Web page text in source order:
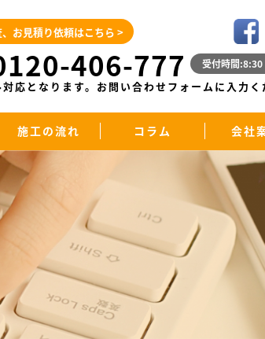
お見積り依頼はこちら >
406-777 受付時間
応となります。お問い合わせフォームに入力く
施工の流れ コラム 会社